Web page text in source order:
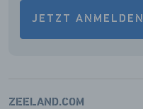
JETZT ANMELDEN
ZEELAND.COM